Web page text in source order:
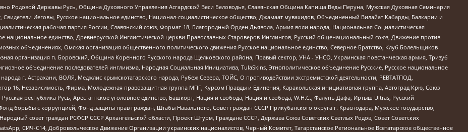
Родовой Державы Русь, Община Духовного Управления Асгардской Веси Беловодья, Славянская Община Капища Веды Перуна, Мужская Духовная Семинария
Иеговы, Русское национальное единство, Национал-социалистическое общество, Джамаат мувахидов, Объединенный Вилайат Кабарды, Балкарии и
рабочая партия России, Славянский союз, Формат-18, Благородный Орден Дьявола, Армия воли народа, Национальная Социалистическая
национальное единство, Древнерусской Инглистической церкви Православных Староверов-Инглингов, Русский общенациональный союз, Движение против
объединениях, Омская организация общественного политического движения Русское национальное единство, Северное Братство, Клуб Болельщиков
организация п. Боровский, Община Коренного Русского народа Щелковского района, Правый сектор, УНА - УНСО, Украинская повстанческая армия, Тризуб
объединение последователей инглиизма, Народная Социальная Инициатива, TulaSkins, Этнополитическое объединение Русские, Русское национальное
г. Астрахани, ВОЛЯ, Меджлис крымскотатарского народа, Рубеж Севера, ТОЙС, О противодействии экстремистской деятельности, РЕВТАТПОД,
16, Независимость, Фирма, Молодежная правозащитная группа МПГ, Курсом Правды и Единения, Каракольская инициативная группа, Автоград Крю, Союз
республика Русь, Арестантское уголовное единство, Башкорт, Нация и свобода, Нация и свобода, W.H.С., Фалунь Дафа, Иртыш Ultras, Русский
борьбы с коррупцией, Фонд защиты прав граждан, Штабы Навального, Совет граждан СССР Прикубанского округа г. Краснодара, Мужское государство,
совет граждан РСФСР СССР Архангельской области, Проект Штурм, Граждане СССР, Держава Союз Советских Светлых Родов, Совет Советских
СИЧ-С14, Добровольческое Движение Организации украинских националистов, Черный Комитет, Татарстанское Региональное Всетатарское общественное